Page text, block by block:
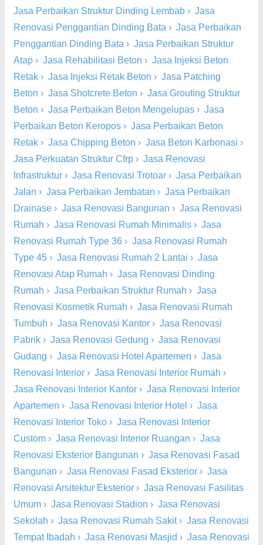
Jasa Perbaikan Struktur Dinding Lembab › Jasa
Renovasi Penggantian Dinding Bata › Jasa Perbaikan
Penggantian Dinding Bata › Jasa Perbaikan Struktur
Atap › Jasa Rehabilitasi Beton › Jasa Injeksi Beton
Retak › Jasa Injeksi Retak Beton › Jasa Patching
Beton › Jasa Shotcrete Beton › Jasa Grouting Struktur
Beton › Jasa Perbaikan Beton Mengelupas › Jasa
Perbaikan Beton Keropos › Jasa Perbaikan Beton
Retak › Jasa Chipping Beton › Jasa Beton Karbonasi ›
Jasa Perkuatan Struktur Cfrp › Jasa Renovasi
Infrastruktur › Jasa Renovasi Trotoar › Jasa Perbaikan
Jalan › Jasa Perbaikan Jembatan › Jasa Perbaikan
Drainase › Jasa Renovasi Bangunan › Jasa Renovasi
Rumah › Jasa Renovasi Rumah Minimalis › Jasa
Renovasi Rumah Type 36 › Jasa Renovasi Rumah
Type 45 › Jasa Renovasi Rumah 2 Lantai › Jasa
Renovasi Atap Rumah › Jasa Renovasi Dinding
Rumah › Jasa Perbaikan Struktur Rumah › Jasa
Renovasi Kosmetik Rumah › Jasa Renovasi Rumah
Tumbuh › Jasa Renovasi Kantor › Jasa Renovasi
Pabrik › Jasa Renovasi Gedung › Jasa Renovasi
Gudang › Jasa Renovasi Hotel Apartemen › Jasa
Renovasi Interior › Jasa Renovasi Interior Rumah ›
Jasa Renovasi Interior Kantor › Jasa Renovasi Interior
Apartemen › Jasa Renovasi Interior Hotel › Jasa
Renovasi Interior Toko › Jasa Renovasi Interior
Custom › Jasa Renovasi Interior Ruangan › Jasa
Renovasi Eksterior Bangunan › Jasa Renovasi Fasad
Bangunan › Jasa Renovasi Fasad Eksterior › Jasa
Renovasi Arsitektur Eksterior › Jasa Renovasi Fasilitas
Umum › Jasa Renovasi Stadion › Jasa Renovasi
Sekolah › Jasa Renovasi Rumah Sakit› Jasa Renovasi
Tempat Ibadah › Jasa Renovasi Masjid › Jasa Renovasi